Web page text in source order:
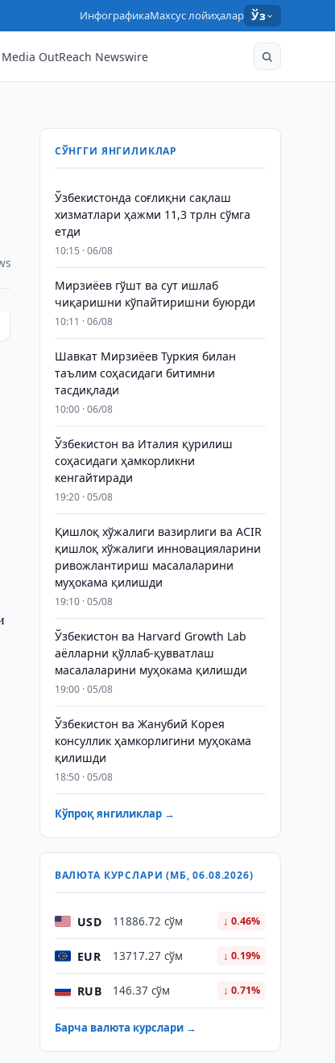
ИнфографикаМахсус лойиҳалар Ўз
Media OutReach Newswire
СЎНГГИ ЯНГИЛИКЛАР
Ўзбекистонда соғлиқни сақлаш
хизматлари ҳажми 11,3 трлн сўмга
етди
10:15 · 06/08
Мирзиёев гўшт ва сут ишлаб
чиқаришни кўпайтиришни буюрди
10:11 · 06/08
Шавкат Мирзиёев Туркия билан
таълим соҳасидаги битимни
тасдиқлади
10:00 · 06/08
Ўзбекистон ва Италия қурилиш
соҳасидаги ҳамкорликни
кенгайтиради
19:20 · 05/08
Қишлоқ хўжалиги вазирлиги ва ACIR
қишлоқ хўжалиги инновацияларини
ривожлантириш масалаларини
муҳокама қилишди
19:10 · 05/08
Ўзбекистон ва Harvard Growth Lab
аёлларни қўллаб-қувватлаш
масалаларини муҳокама қилишди
19:00 · 05/08
Ўзбекистон ва Жанубий Корея
консуллик ҳамкорлигини муҳокама
қилишди
18:50 · 05/08
Кўпроқ янгиликлар →
ВАЛЮТА КУРСЛАРИ (МБ, 06.08.2026)
USD 11886.72 сўм ↓ 0.46%
EUR 13717.27 сўм ↓ 0.19%
RUB 146.37 сўм ↓ 0.71%
Барча валюта курслари →